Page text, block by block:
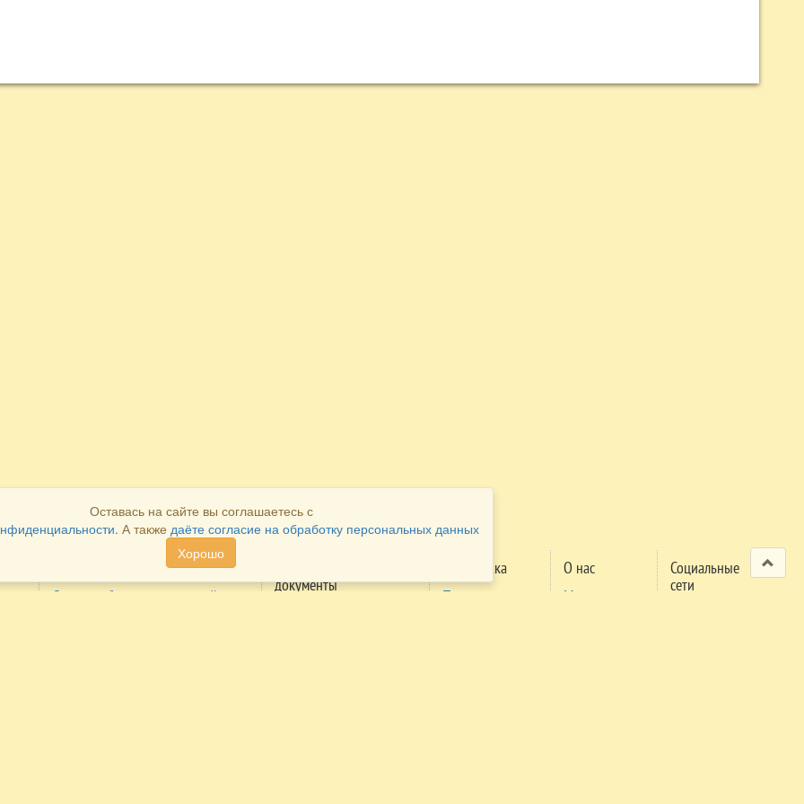
Система быстрых платежей
документы
Поддержка
Проверка
О нас
Мероприятия
Социальные
сети
Оставась на сайте вы соглашаетесь с
А также даёте согласие на обработку персональных данных
Хорошо